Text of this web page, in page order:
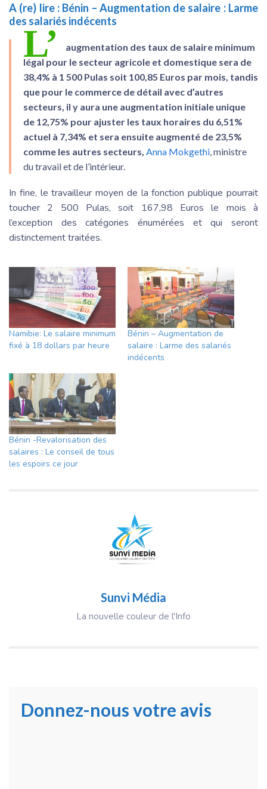
A (re) lire : Bénin – Augmentation de salaire : Larme
des salariés indécents
L’
augmentation des taux de salaire minimum
légal pour le secteur agricole et domestique sera de
38,4% à 1 500 Pulas soit 100,85 Euros par mois, tandis
que pour le commerce de détail avec d’autres
secteurs, il y aura une augmentation initiale unique
de 12,75% pour ajuster les taux horaires du 6,51%
actuel à 7,34% et sera ensuite augmenté de 23,5%
comme les autres secteurs, Anna Mokgethi , ministre
du travail et de l’intérieur.
In fine, le travailleur moyen de la fonction publique pourrait
toucher 2 500 Pulas, soit 167,98 Euros le mois à
l’exception des catégories énumérées et qui seront
distinctement traitées.
Namibie: Le salaire minimum
fixé à 18 dollars par heure
Bénin – Augmentation de
salaire : Larme des salariés
indécents
Bénin -Revalorisation des
salaires : Le conseil de tous
les espoirs ce jour
Sunvi Média
La nouvelle couleur de l'Info
Donnez-nous votre avis